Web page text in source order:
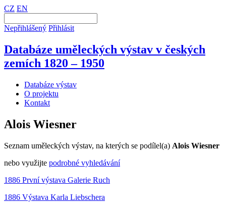
CZ EN
Nepřihlášený Přihlásit
Databáze uměleckých výstav v českých
zemích 1820 – 1950
Databáze výstav
O projektu
Kontakt
Alois Wiesner
Seznam uměleckých výstav, na kterých se podílel(a) Alois Wiesner
nebo využijte podrobné vyhledávání
1886 První výstava Galerie Ruch
1886 Výstava Karla Liebschera